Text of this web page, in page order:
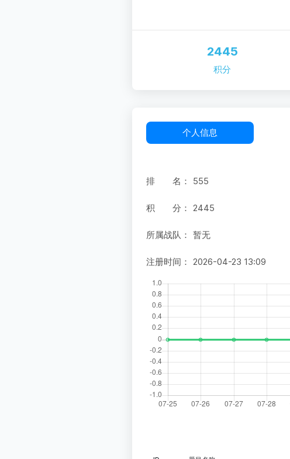
2445
积分
个人信息
排 名： 555
积 分： 2445
所属战队： 暂无
注册时间： 2026-04-23 13:09